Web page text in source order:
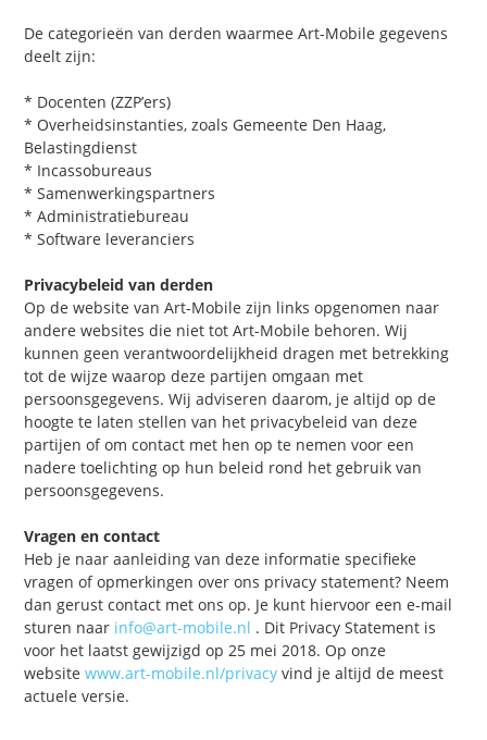
De categorieën van derden waarmee Art-Mobile gegevens
deelt zijn:
* Docenten (ZZP’ers)
* Overheidsinstanties, zoals Gemeente Den Haag,
Belastingdienst
* Incassobureaus
* Samenwerkingspartners
* Administratiebureau
* Software leveranciers
Privacybeleid van derden
Op de website van Art-Mobile zijn links opgenomen naar
andere websites die niet tot Art-Mobile behoren. Wij
kunnen geen verantwoordelijkheid dragen met betrekking
tot de wijze waarop deze partijen omgaan met
persoonsgegevens. Wij adviseren daarom, je altijd op de
hoogte te laten stellen van het privacybeleid van deze
partijen of om contact met hen op te nemen voor een
nadere toelichting op hun beleid rond het gebruik van
persoonsgegevens.
Vragen en contact
Heb je naar aanleiding van deze informatie specifieke
vragen of opmerkingen over ons privacy statement? Neem
dan gerust contact met ons op. Je kunt hiervoor een e-mail
sturen naar info@art-mobile.nl . Dit Privacy Statement is
voor het laatst gewijzigd op 25 mei 2018. Op onze
websitewww.art-mobile.nl/privacy vind je altijd de meest
actuele versie.